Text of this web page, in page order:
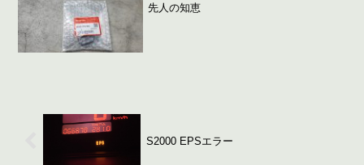
先人の知恵
S2000 EPSエラー